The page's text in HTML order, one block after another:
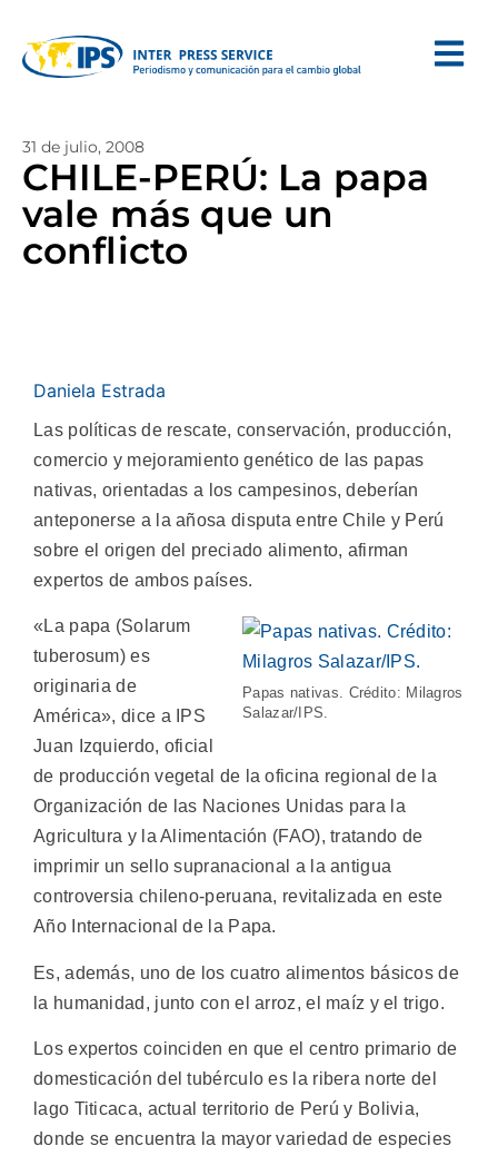
31 de julio, 2008
CHILE-PERÚ: La papa
vale más que un
conflicto
Daniela Estrada
Las políticas de rescate, conservación, producción,
comercio y mejoramiento genético de las papas
nativas, orientadas a los campesinos, deberían
anteponerse a la añosa disputa entre Chile y Perú
sobre el origen del preciado alimento, afirman
expertos de ambos países.
Papas nativas. Crédito: Milagros
Salazar/IPS.
«La papa (Solarum
tuberosum) es
originaria de
América», dice a IPS
Juan Izquierdo, oficial
de producción vegetal de la oficina regional de la
Organización de las Naciones Unidas para la
Agricultura y la Alimentación (FAO), tratando de
imprimir un sello supranacional a la antigua
controversia chileno-peruana, revitalizada en este
Año Internacional de la Papa.
Es, además, uno de los cuatro alimentos básicos de
la humanidad, junto con el arroz, el maíz y el trigo.
Los expertos coinciden en que el centro primario de
domesticación del tubérculo es la ribera norte del
lago Titicaca, actual territorio de Perú y Bolivia,
donde se encuentra la mayor variedad de especies